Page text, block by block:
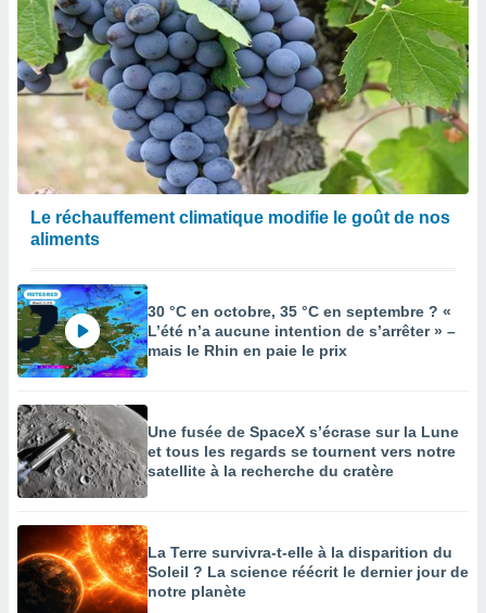
Le réchauffement climatique modifie le goût de nos
aliments
30 °C en octobre, 35 °C en septembre ? «
L’été n’a aucune intention de s’arrêter » –
mais le Rhin en paie le prix
Une fusée de SpaceX s’écrase sur la Lune
et tous les regards se tournent vers notre
satellite à la recherche du cratère
La Terre survivra-t-elle à la disparition du
Soleil ? La science réécrit le dernier jour de
notre planète